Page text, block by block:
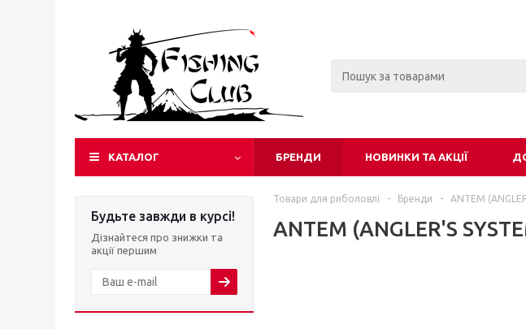
КАТАЛОГ БРЕНДИ НОВИНКИ ТА АКЦІЇ
Будьте завжди в курсі!
Дізнайтеся про знижки та
акції першим
Товари для риболовлі - Бренди - ANTEM
ANTEM (ANGLER'S